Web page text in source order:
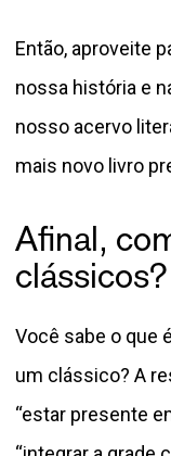
Então, aproveite
nossa história e
nosso acervo
mais novo livro
Afinal,
clássicos?
Você sabe o que
um clássico? A
“estar presente